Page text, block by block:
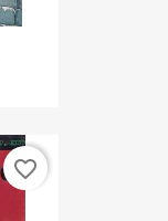
favorite_border